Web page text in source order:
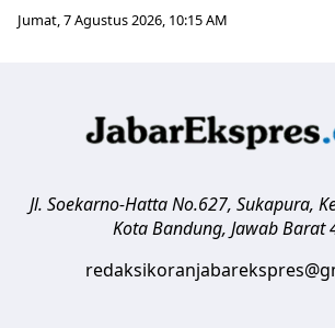
Jumat, 7 Agustus 2026, 10:15 AM
Jl. Soekarno-Hatta No.627, Sukapura,
Kota Bandung, Jawab Barat